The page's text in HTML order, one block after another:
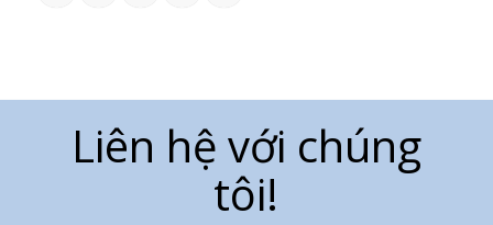
Liên hệ với chúng
tôi!